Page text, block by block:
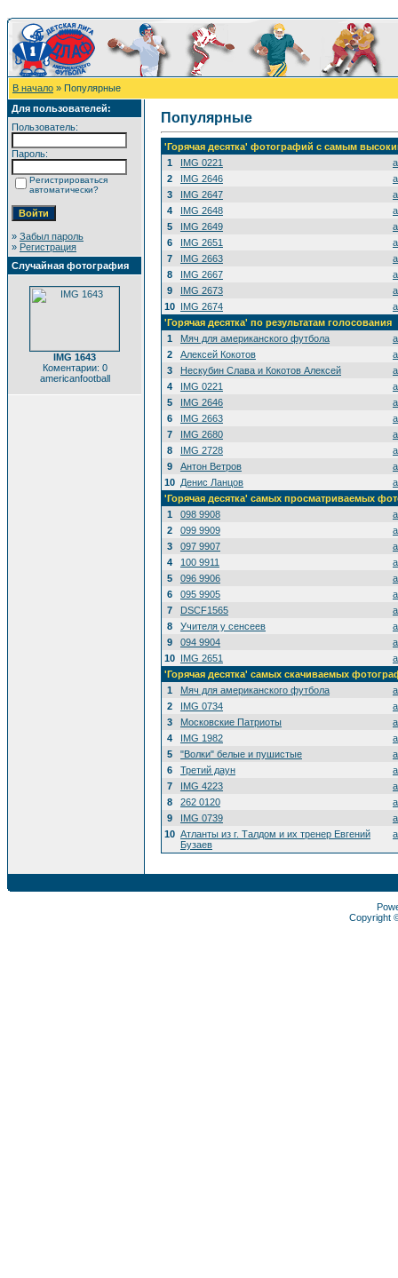
В начало » Популярные
Для пользователей:
Пользователь:
Пароль:
Регистрироваться
автоматически?
» Забыл пароль
» Регистрация
Случайная фотография
IMG 1643
Коментарии: 0
americanfootball
Популярные
'Горячая десятка' фотографий с самым
1
IMG 0221
2
IMG 2646
3
IMG 2647
4
IMG 2648
5
IMG 2649
6
IMG 2651
7
IMG 2663
8
IMG 2667
9
IMG 2673
10 IMG 2674
'Горячая десятка' по результатам голосования
1
Мяч для американского футбола
2
Алексей Кокотов
3
Нескубин Слава и Кокотов Алексей
4
IMG 0221
5
IMG 2646
6
IMG 2663
7
IMG 2680
8
IMG 2728
9
Антон Ветров
10 Денис Ланцов
'Горячая десятка' самых просматриваемых
1
098 9908
2
099 9909
3
097 9907
4
100 9911
5
096 9906
6
095 9905
7
DSCF1565
8
Учителя у сенсеев
9
094 9904
10 IMG 2651
'Горячая десятка' самых скачиваемых
1
Мяч для американского футбола
2
IMG 0734
3
Московские Патриоты
4
IMG 1982
5
"Волки" белые и пушистые
6
Третий даун
7
IMG 4223
8
262 0120
9
IMG 0739
10 Атланты из г. Талдом и их тренер Евгений
Бузаев
Copyright